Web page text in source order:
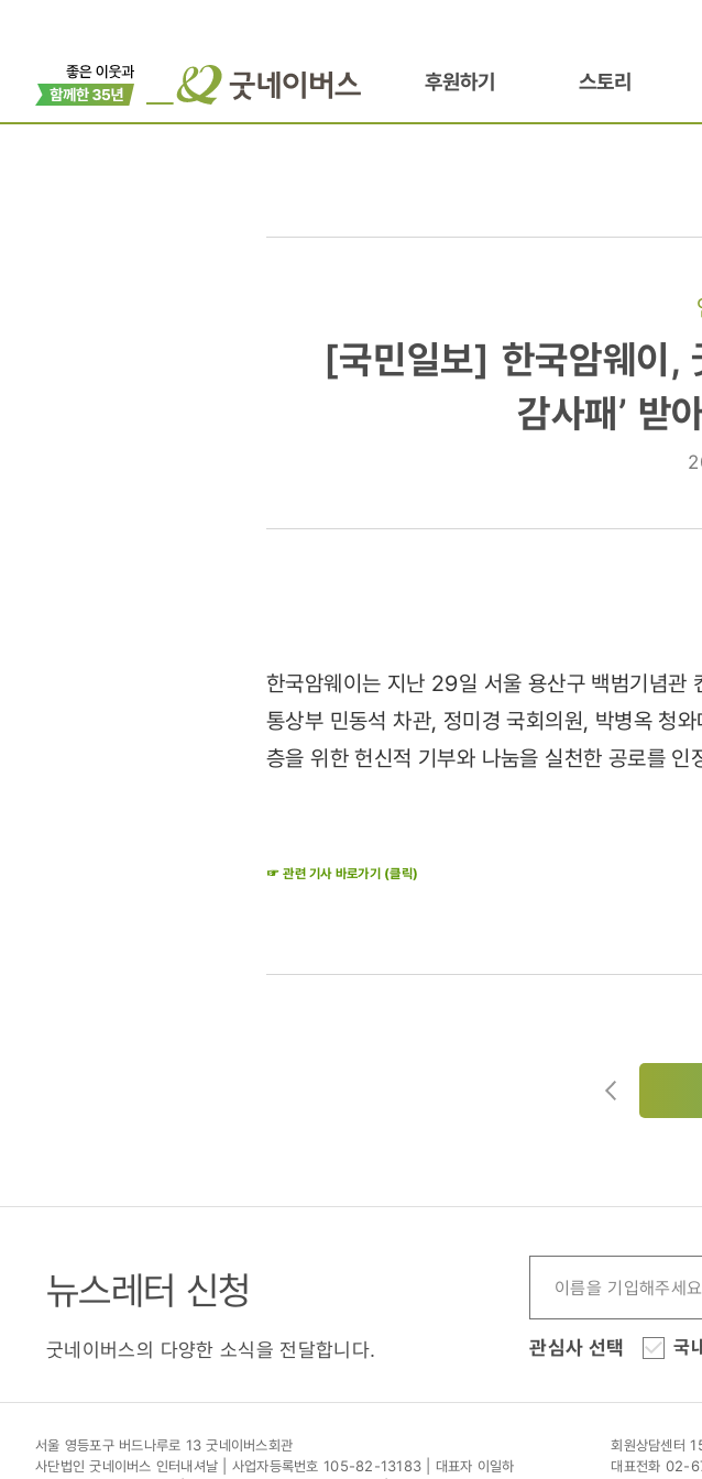
후원하기 스토리
[국민일보]
선정
감사패’
받아
[국민일보] 한국암웨이,
감사패’
한국암웨이는 지난 29일 서울 용산구 백범기념관
통상부 민동석 차관, 정미경 국회의원, 박병옥 청
층을 위한 헌신적 기부와 나눔을 실천한 공로를 인
☞ 관련 기사 바로가기 (클릭)
뉴스레터 신청
굿네이버스의 다양한 소식을 전달합니다. 관심사 선택 국
서울 영등포구 버드나루로 13 굿네이버스회관
사단법인 굿네이버스 인터내셔날 | 사업자등록번호 105-82-13183 | 대표자 이일하
회원상담센터
대표전화 02-